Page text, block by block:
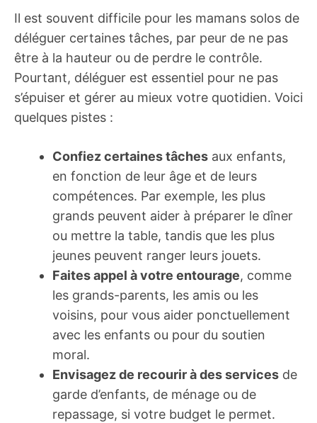
Il est souvent difficile pour les mamans solos de
déléguer certaines tâches, par peur de ne pas
être à la hauteur ou de perdre le contrôle.
Pourtant, déléguer est essentiel pour ne pas
s’épuiser et gérer au mieux votre quotidien. Voici
quelques pistes :
Confiez certaines tâches aux enfants,
en fonction de leur âge et de leurs
compétences. Par exemple, les plus
grands peuvent aider à préparer le dîner
ou mettre la table, tandis que les plus
jeunes peuvent ranger leurs jouets.
Faites appel à votre entourage, comme
les grands-parents, les amis ou les
voisins, pour vous aider ponctuellement
avec les enfants ou pour du soutien
moral.
Envisagez de recourir à des services de
garde d’enfants, de ménage ou de
repassage, si votre budget le permet.